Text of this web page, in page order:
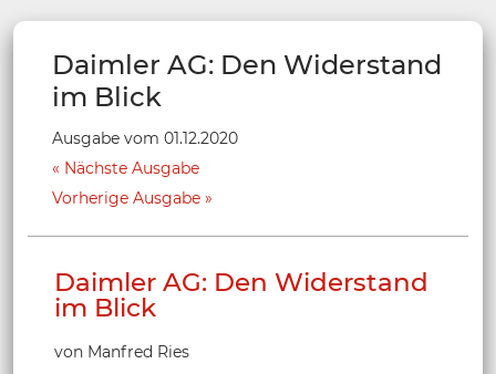
Daimler AG: Den Widerstand
im Blick
Ausgabe vom 01.12.2020
Nächste Ausgabe
Vorherige Ausgabe
Daimler AG: Den Widerstand
im Blick
von Manfred Ries